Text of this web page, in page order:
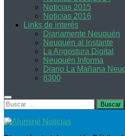
Noticias 2015
Noticias 2016
Links de interés
Diariamente Neuquén
Neuquén al Instante
La Angostura Digital
Neuquén Informa
Diario La Mañana
8300
Buscar: